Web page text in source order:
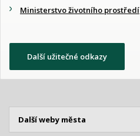
Ministerstvo životního prostředí
Další užitečné odkazy